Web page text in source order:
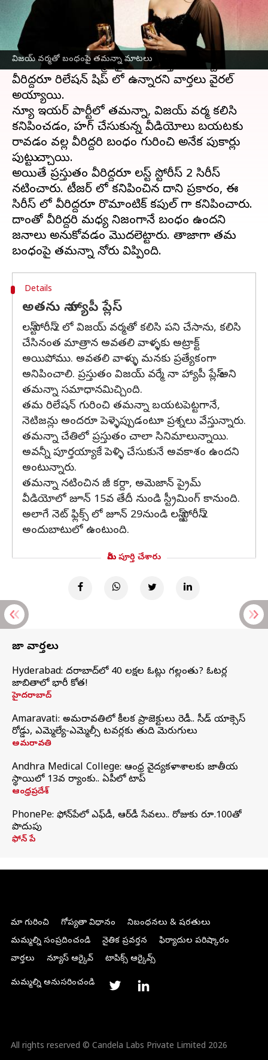
విజయ్ వర్మతో బంధంపై తమన్నా మాటలు
ఈ వార్తాకథనం ఏంటి
గతకొన్ని రోజులుగా హీరోయిన్ తమన్నా, బాలీవుడ్
నటుడు విజయ్ వర్మలపై అనేక వార్తలు వచ్చాయి.
వీరిద్దరూ రిలేషన్ షిప్ లో ఉన్నారని వార్తలు వైరల్
అయ్యాయి.
న్యూ ఇయర్ పార్టీలో తమన్నా, విజయ్ వర్మ కలిసి
కనిపించడం, హగ్ చేసుకున్న వీడియోలు బయటకు
రావడం వల్ల వీరిద్దరి బంధం గురించి అనేక పుకార్లు
పుట్టుకొచ్చాయి.
అయితే ప్రస్తుతం వీరిద్దరూ లస్ట్ స్టోరీస్ 2 సిరీస్
నటించారు. టీజర్ లో కనిపించిన దాని ప్రకారం, ఈ
సిరీస్ లో వీరిద్దరూ రొమాంటిక్ కపుల్ గా కనిపించారు.
దాంతో వీరిద్దరి మధ్య నిజంగానే బంధం ఉందని
జనాలు అనుకోవడం మొదలెట్టారు. తాజాగా తమ
Details
అతను నా హ్యాపీ ప్లేస్
లస్ట్ సోరీస్ 2 లో విజయ్ వర్మతో కలిసి పని చేసాను, కలిసి
చేసినంత మాత్రాన అవతలి వాళ్ళకు అట్రాక్ట్
అయిపోము. అవతలి వాళ్ళు మనకు ప్రత్యేకంగా
అనిపించాలి. ప్రస్తుతం విజయ్ వర్మే నా హ్యాపీ ప్లేస్ అని
తమన్నా సమాధానమిచ్చింది.
తమ రిలేషన్ గురించి తమన్నా బయటపెట్టగానే,
నెటిజన్లు అందరూ పెళ్ళెప్పుడంటూ ప్రశ్నలు వేస్తున్నారు.
తమన్నా చేతిలో ప్రస్తుతం చాలా సినిమాలున్నాయి.
అవన్నీ పూర్తయ్యాకే పెళ్ళి చేసుకునే అవకాశం ఉందని
అంటున్నారు.
తమన్నా నటించిన జీ కర్దా, అమెజాన్ ప్రైమ్
వీడియోలో జూన్ 15వ తేదీ నుండి స్ట్రీమింగ్ కానుంది.
అలాగే నెట్ ఫ్లిక్స్ లో జూన్ 29నుండి లస్ట్ స్టోరీస్ 2
అందుబాటులో ఉంటుంది.
మీరు పూర్తి చేశారు
తాజా వార్తలు
Hyderabad: హైదరాబాద్‌లో 40 లక్షల ఓట్లు గల్లంతు? ఓటర్ల
జాబితాలో భారీ కోత!
హైదరాబాద్
Amaravati: అమరావతిలో కీలక ప్రాజెక్టులు రెడీ.. సీడ్‌ యాక్సెస్‌
రోడ్డు, ఎమ్మెల్యే-ఎమ్మెల్సీ టవర్లకు తుది మెరుగులు
అమరావతి
Andhra Medical College: ఆంధ్ర వైద్యకళాశాలకు జాతీయ
స్థాయిలో 13వ ర్యాంకు.. ఏపీలో టాప్
ఆంధ్రప్రదేశ్
PhonePe: ఫోన్‌పేలో ఎఫ్‌డీ, ఆర్‌డీ సేవలు.. రోజుకు రూ.100తో
పొదుపు
ఫోన్‌ పే
మా గురించి గోప్యతా విధానం
నిబంధనలు & షరతులు
మమ్మల్ని సంప్రదించండి
నైతిక ప్రవర్తన
ఫిర్యాదుల పరిష్కారం
వార్తలు
న్యూస్ ఆర్కైవ్ టాపిక్స్ ఆర్కైవ్స్
మమ్మల్ని అనుసరించండి
All rights reserved © Candela Labs Private Limited 2026